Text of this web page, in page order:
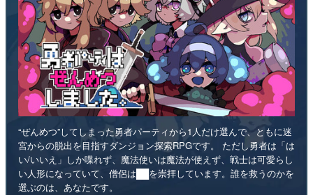
“ぜんめつ”してしまった勇者パーティから1人だけ選んで、ともに迷
宮からの脱出を目指すダンジョン探索RPGです。 ただし勇者は「は
い/いいえ」しか喋れず、魔法使いは魔法が使えず、戦士は可愛らし
い人形になっていて、僧侶は██を崇拝しています。誰を救うのかを
選ぶのは、あなたです。